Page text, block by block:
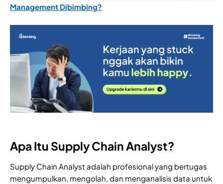
Management Dibimbing?
Apa Itu Supply Chain Analyst?
Supply Chain Analyst adalah profesional yang bertugas
mengumpulkan, mengolah, dan menganalisis data untuk